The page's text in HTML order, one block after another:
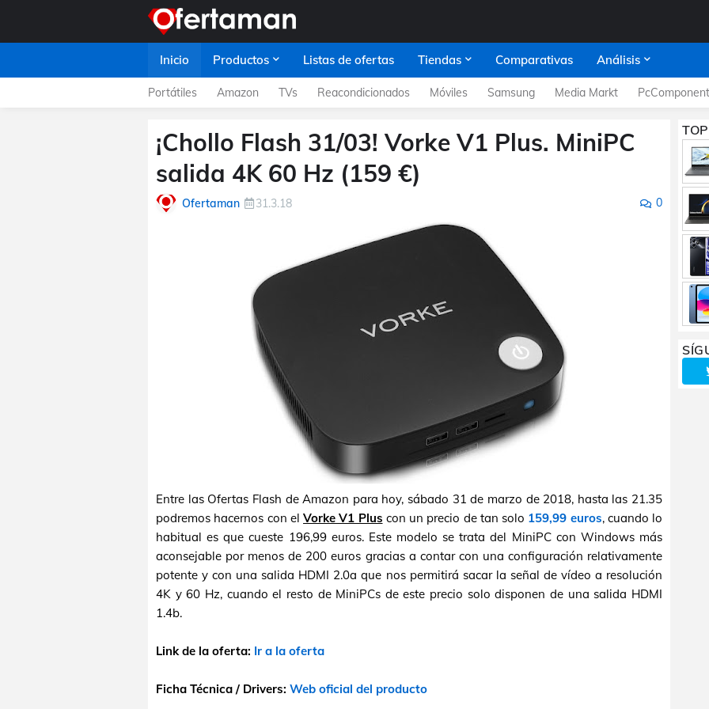
Inicio Productos Listas de ofertas Tiendas Comparativas Análisis
Portátiles Amazon TVs Reacondicionados Móviles Samsung Media Markt
¡Chollo Flash 31/03! Vorke V1 Plus. MiniPC
salida 4K 60 Hz (159 €)
Ofertaman 31.3.18 0
Entre las Ofertas Flash de Amazon para hoy, sábado 31 de marzo de 2018, hasta las 21.35
podremos hacernos con el Vorke V1 Plus con un precio de tan solo 159,99 euros, cuando lo
habitual es que cueste 196,99 euros. Este modelo se trata del MiniPC con Windows más
aconsejable por menos de 200 euros gracias a contar con una configuración relativamente
potente y con una salida HDMI 2.0a que nos permitirá sacar la señal de vídeo a resolución
4K y 60 Hz, cuando el resto de MiniPCs de este precio solo disponen de una salida HDMI
1.4b.
Link de la oferta: Ir a la oferta
Ficha Técnica / Drivers: Web oficial del producto